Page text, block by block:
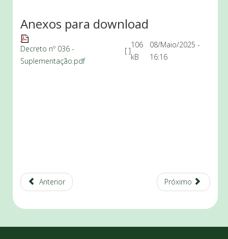
Anexos para download
Decreto nº 036 -
Suplementação.pdf
[ ]
106
kB
08/Maio/2025 -
16:16
Anterior Próximo